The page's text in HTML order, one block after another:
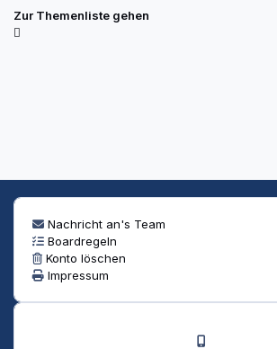
Zur Themenliste gehen
Nachricht an's Team
Boardregeln
Konto löschen
Impressum